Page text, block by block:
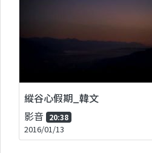
縱谷心假期_韓文
影音 20:38
2016/01/13